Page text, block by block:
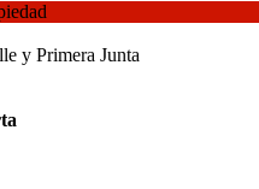
y Primera Junta